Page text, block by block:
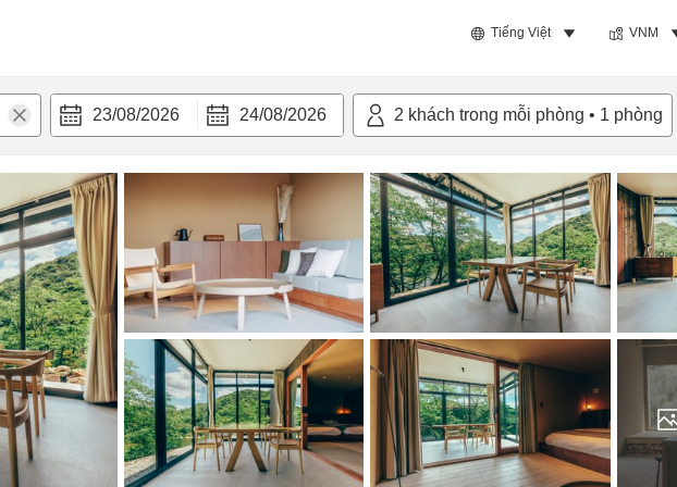
Tiếng Việt VNM
23/08/2026 24/08/2026 2 khách trong mỗi phòng • 1 phòng
nghi